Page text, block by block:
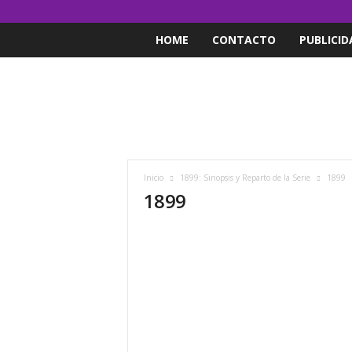
HOME CONTACTO
Inicio 1899: Sinopsis y Reparto de la Serie 1899
1899